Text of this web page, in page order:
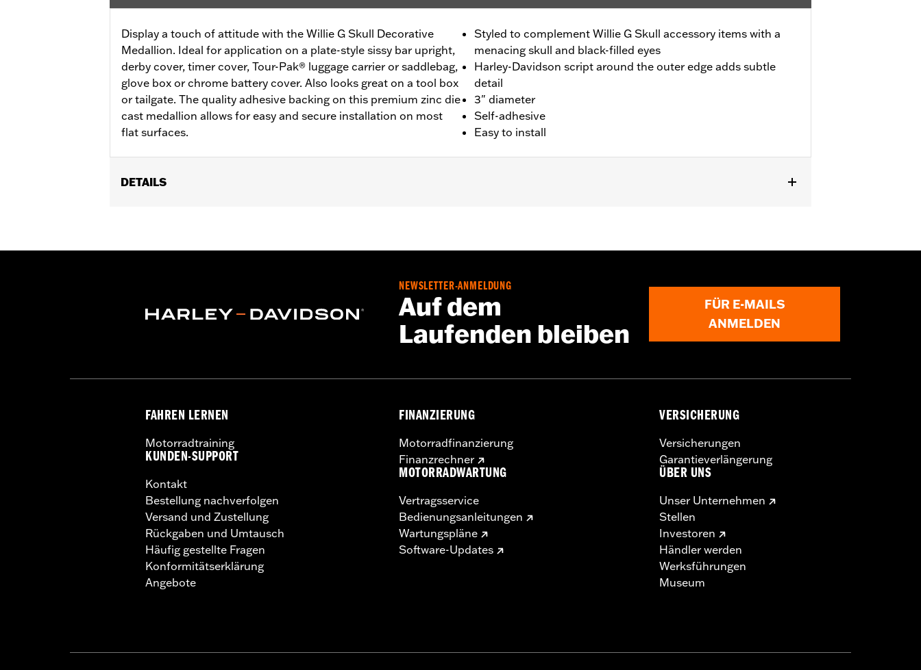
Display a touch of attitude with the Willie G Skull Decorative
Medallion. Ideal for application on a plate-style sissy bar upright,
derby cover, timer cover, Tour-Pak® luggage carrier or saddlebag,
glove box or chrome battery cover. Also looks great on a tool box
or tailgate. The quality adhesive backing on this premium zinc die
cast medallion allows for easy and secure installation on most
flat surfaces.
Styled to complement Willie G Skull accessory items with a
menacing skull and black-filled eyes
Harley-Davidson script around the outer edge adds subtle
detail
3" diameter
Self-adhesive
Easy to install
DETAILS
Durchmesser:3.0
www.h-d.com/warranty for full details
NEWSLETTER-ANMELDUNG
Auf dem
Laufenden bleiben
FÜR E-MAILS
ANMELDEN
FAHREN LERNEN
Motorradtraining
KUNDEN-SUPPORT
Kontakt
Bestellung nachverfolgen
Versand und Zustellung
Rückgaben und Umtausch
Häufig gestellte Fragen
Konformitätserklärung
Angebote
FINANZIERUNG
Motorradfinanzierung
Finanzrechner
MOTORRADWARTUNG
Vertragsservice
Bedienungsanleitungen
Wartungspläne
Software-Updates
VERSICHERUNG
Versicherungen
Garantieverlängerung
ÜBER UNS
Unser Unternehmen
Stellen
Investoren
Händler werden
Werksführungen
Museum